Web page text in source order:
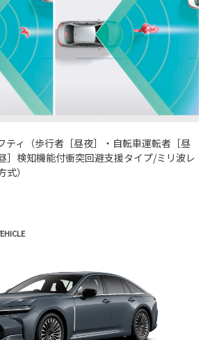
ティ（歩行者［昼夜］・自転車運転者［昼
］検知機能付衝突回避支援タイプ/ミリ波レ
）